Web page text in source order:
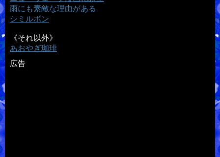
雨にも素敵な理由がある
シミルボン
《それ以外》
あおやぎ珈琲
広告